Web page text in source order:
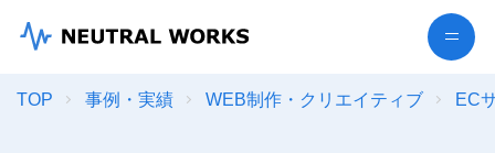
TOP 事例・実績 WEB制作・クリエイティブ EC